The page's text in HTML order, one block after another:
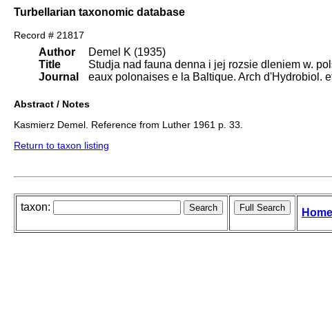
Turbellarian taxonomic database
Record # 21817
Author
Title
Journal
Demel K (1935)
Studja nad fauna denna i jej rozsie dleniem w.
eaux polonaises e la Baltique. Arch d'Hydrobiol.
Abstract / Notes
Kasmierz Demel. Reference from Luther 1961 p. 33.
Return to taxon listing
taxon: